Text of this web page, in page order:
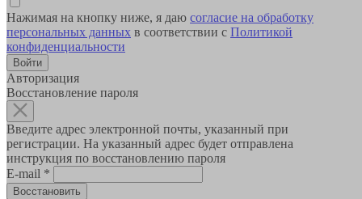
Нажимая на кнопку ниже, я даю согласие на обработку
персональных данных в соответствии с Политикой
конфиденциальности
Авторизация
Восстановление пароля
Введите адрес электронной почты, указанный при
регистрации. На указанный адрес будет отправлена
инструкция по восстановлению пароля
E-mail *